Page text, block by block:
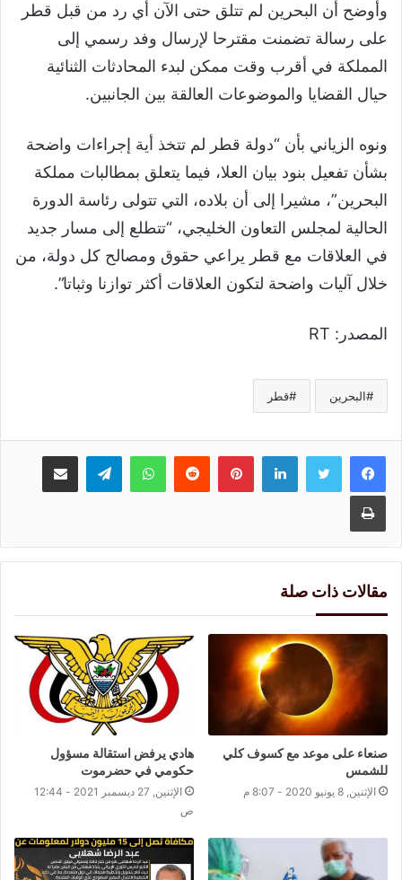
وأوضح أن البحرين لم تتلق حتى الآن أي رد من قبل قطر
على رسالة تضمنت مقترحا لإرسال وفد رسمي إلى
المملكة في أقرب وقت ممكن لبدء المحادثات الثنائية
حيال القضايا والموضوعات العالقة بين الجانبين.
ونوه الزياني بأن “دولة قطر لم تتخذ أية إجراءات واضحة
بشأن تفعيل بنود بيان العلا، فيما يتعلق بمطالبات مملكة
البحرين”، مشيرا إلى أن بلاده، التي تتولى رئاسة الدورة
الحالية لمجلس التعاون الخليجي، “تتطلع إلى مسار جديد
في العلاقات مع قطر يراعي حقوق ومصالح كل دولة، من
خلال آليات واضحة لتكون العلاقات أكثر توازنا وثباتا”.
المصدر: RT
البحرين قطر
لينكدإنبينتيريست واتسابتيلقرام مشاركة عبر البريد
طباعة
مقالات ذات صلة
صنعاء على موعد مع كسوف كلي
للشمس
الإثنين, 8 يونيو 2020 - 8:07 م
هادي يرفض استقالة مسؤول
حكومي في حضرموت
الإثنين, 27 ديسمبر 2021 - 12:44
ص